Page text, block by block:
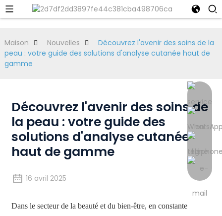
Maison Nouvelles
Découvrez l'avenir des soins de la
peau : votre guide des solutions d'analyse cutanée haut de
gamme
Découvrez l'avenir des soins de
la peau : votre guide des
solutions d'analyse cutanée
haut de gamme
16 avril 2025
Dans le secteur de la beauté et du bien-être, en constante